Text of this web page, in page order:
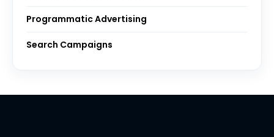
Programmatic Advertising
Search Campaigns